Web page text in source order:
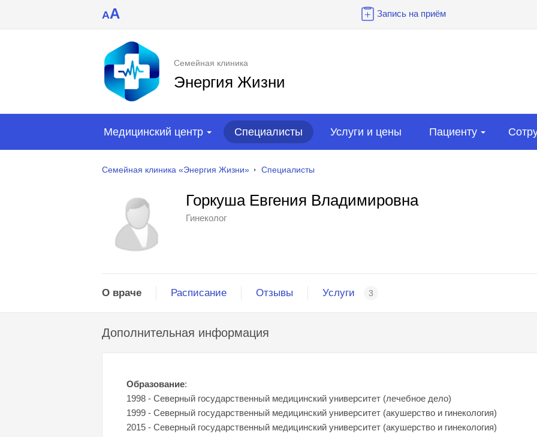
AA Запись на приём
Семейная клиника
Энергия Жизни
Медицинский центр Специалисты Услуги и цены Пациенту
Семейная клиника «Энергия Жизни» Специалисты
Горкуша Евгения Владимировна
Гинеколог
О враче Расписание Отзывы Услуги 3
Дополнительная информация
Образование:
1998 - Северный государственный медицинский университет (лечебное дело)
1999 - Северный государственный медицинский университет (акушерство и гинекология)
2015 - Северный государственный медицинский университет (акушерство и гинекология)